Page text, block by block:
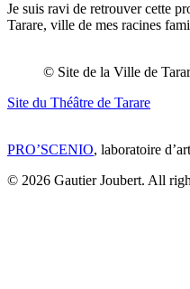
Je suis ravi de retrouver cette
Tarare, ville de mes racines
© Site de la Ville de
Site du Théâtre de Tarare
PRO’SCENIO, laboratoire
© 2026 Gautier Joubert. All